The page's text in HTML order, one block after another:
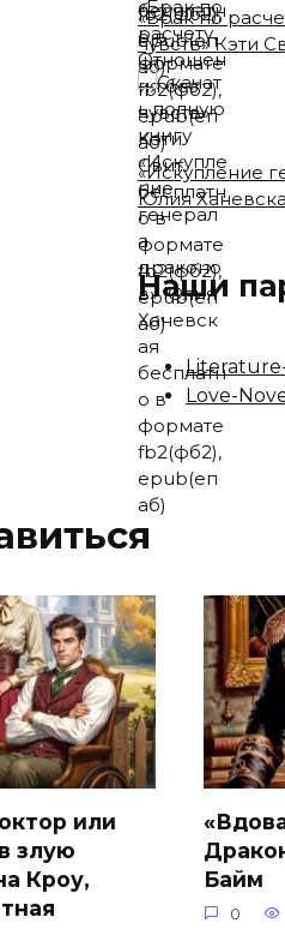
«Брак по
чувств» Кэти
«Искупление
Юлия
Наши
Love-
или
злую
Кроу,
Байм
0